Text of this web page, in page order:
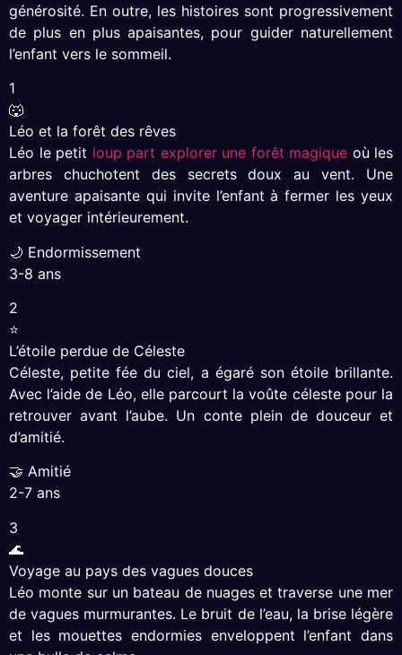
générosité. En outre, les histoires sont progressivement
de plus en plus apaisantes, pour guider naturellement
l’enfant vers le sommeil.
1
🐺
Léo et la forêt des rêves
Léo le petit loup part explorer une forêt magique où les
arbres chuchotent des secrets doux au vent. Une
aventure apaisante qui invite l’enfant à fermer les yeux
et voyager intérieurement.
🌙 Endormissement
3-8 ans
2
⭐
L’étoile perdue de Céleste
Céleste, petite fée du ciel, a égaré son étoile brillante.
Avec l’aide de Léo, elle parcourt la voûte céleste pour la
retrouver avant l’aube. Un conte plein de douceur et
d’amitié.
🤝 Amitié
2-7 ans
3
🌊
Voyage au pays des vagues douces
Léo monte sur un bateau de nuages et traverse une mer
de vagues murmurantes. Le bruit de l’eau, la brise légère
et les mouettes endormies enveloppent l’enfant dans